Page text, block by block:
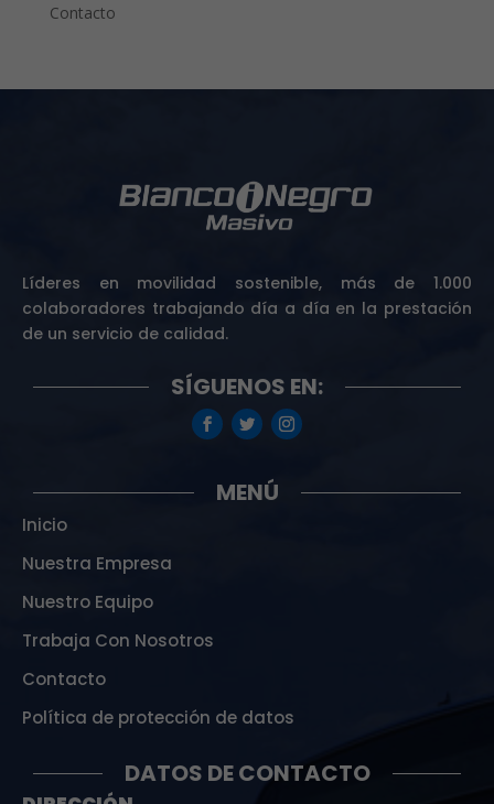
Contacto
Líderes en movilidad sostenible, más de 1.000
colaboradores trabajando día a día en la prestación
de un servicio de calidad.
SÍGUENOS EN:
MENÚ
Inicio
Nuestra Empresa
Nuestro Equipo
Trabaja Con Nosotros
Contacto
Política de protección de datos
DATOS DE CONTACTO